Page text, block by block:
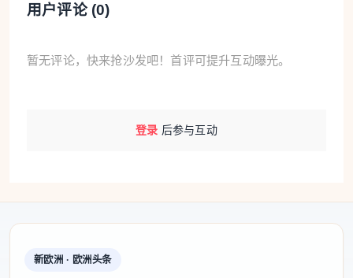
用户评论 (0)
暂无评论，快来抢沙发吧！首评可提升互动曝光。
登录 后参与互动
新欧洲 · 欧洲头条